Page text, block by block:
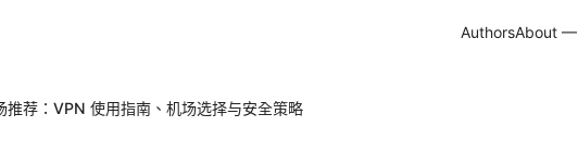
AuthorsAbout —
推荐：VPN 使用指南、机场选择与安全策略